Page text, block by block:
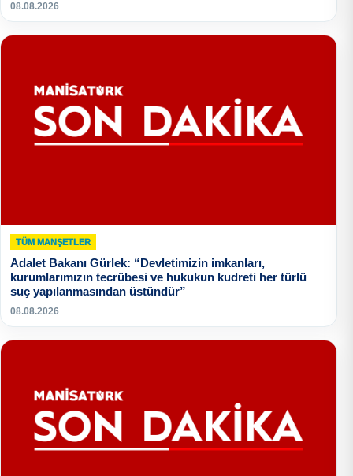
08.08.2026
TÜM MANŞETLER
Adalet Bakanı Gürlek: “Devletimizin imkanları,
kurumlarımızın tecrübesi ve hukukun kudreti her türlü
suç yapılanmasından üstündür”
08.08.2026